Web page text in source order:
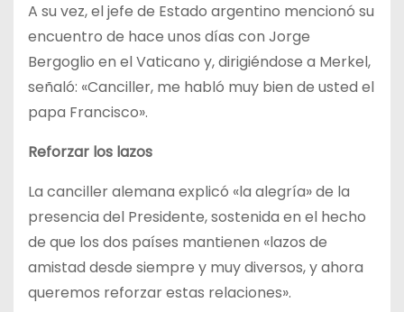
A su vez, el jefe de Estado argentino mencionó su
encuentro de hace unos días con Jorge
Bergoglio en el Vaticano y, dirigiéndose a Merkel,
señaló: «Canciller, me habló muy bien de usted el
papa Francisco».
Reforzar los lazos
La canciller alemana explicó «la alegría» de la
presencia del Presidente, sostenida en el hecho
de que los dos países mantienen «lazos de
amistad desde siempre y muy diversos, y ahora
queremos reforzar estas relaciones».